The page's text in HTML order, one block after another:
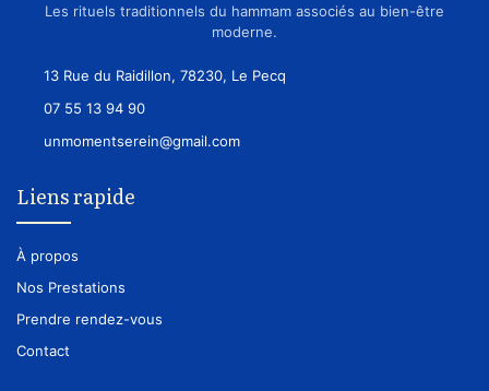
Les rituels traditionnels du hammam associés au bien-être
moderne.
13 Rue du Raidillon, 78230, Le Pecq
07 55 13 94 90
unmomentserein@gmail.com
Liens rapide
À propos
Nos Prestations
Prendre rendez-vous
Contact